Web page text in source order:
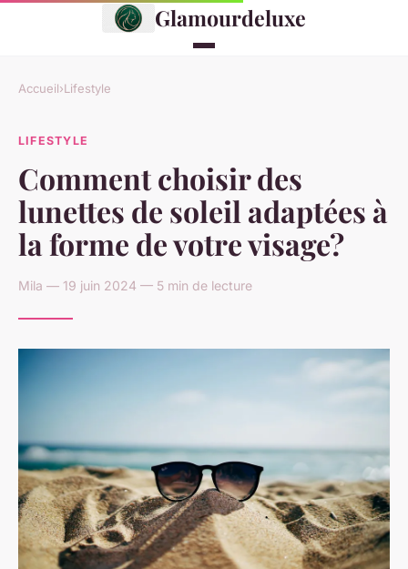
Glamourdeluxe
Accueil›Lifestyle
LIFESTYLE
Comment choisir des
lunettes de soleil adaptées à
la forme de votre visage?
Mila — 19 juin 2024 — 5 min de lecture